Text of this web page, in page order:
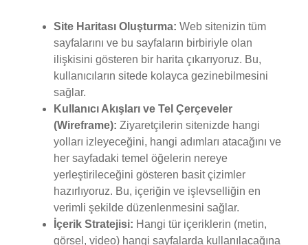
Site Haritası Oluşturma: Web sitenizin tüm
sayfalarını ve bu sayfaların birbiriyle olan
ilişkisini gösteren bir harita çıkarıyoruz. Bu,
kullanıcıların sitede kolayca gezinebilmesini
sağlar.
Kullanıcı Akışları ve Tel Çerçeveler
(Wireframe): Ziyaretçilerin sitenizde hangi
yolları izleyeceğini, hangi adımları atacağını ve
her sayfadaki temel öğelerin nereye
yerleştirileceğini gösteren basit çizimler
hazırlıyoruz. Bu, içeriğin ve işlevselliğin en
verimli şekilde düzenlenmesini sağlar.
İçerik Stratejisi: Hangi tür içeriklerin (metin,
görsel, video) hangi sayfalarda kullanılacağına